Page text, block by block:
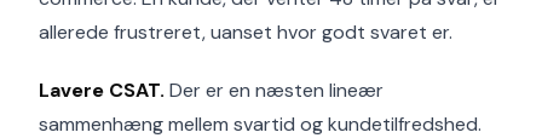
allerede frustreret, uanset hvor godt svaret er.
Lavere CSAT. Der er en næsten lineær
sammenhæng mellem svartid og kundetilfredshed.